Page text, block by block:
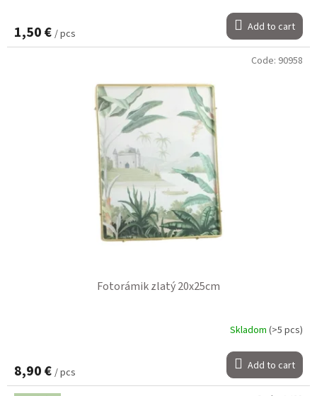
1,50 € / pcs Add to cart
Fotorámik zlatý 20x25cm
Skladom (>5 pcs)
8,90 € / pcs Add to cart
Code: 90958